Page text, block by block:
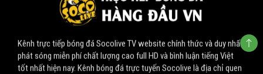
Kênh trực tiếp bóng đá Socolive TV website chính thức và duy nhất
phát sóng miễn phí chất lượng cao full HD và bình luận tiếng Việt
tốt nhất hiện nay. Kênh bóng đá trực tuyến Socolive là địa chỉ quen